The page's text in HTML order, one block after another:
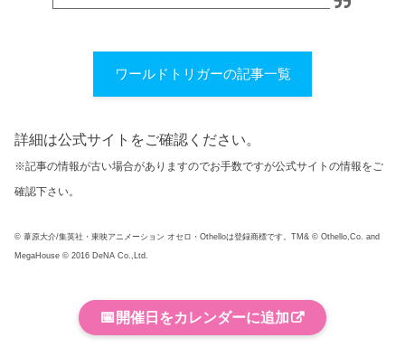
ワールドトリガーの記事一覧
詳細は公式サイトをご確認ください。
※記事の情報が古い場合がありますのでお手数ですが公式サイトの情報をご
確認下さい。
© 葦原大介/集英社・東映アニメーション オセロ・Othelloは登録商標です。TM& © Othello,Co. and
MegaHouse © 2016 DeNA Co.,Ltd.
📅 開催日をカレンダーに追加